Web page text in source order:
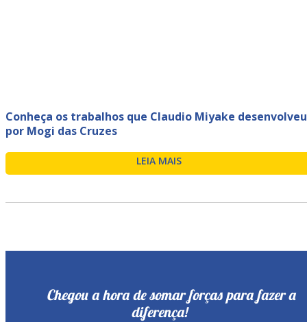
Conheça os trabalhos que Claudio Miyake desenvolveu
por Mogi das Cruzes
LEIA MAIS
Chegou a hora de somar forças para fazer a
diferença!